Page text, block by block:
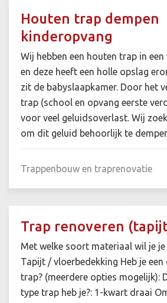
Houten trap dempen
kinderopvang
Wij hebben een houten trap in
en deze heeft een holle opslag
zit de babyslaapkamer. Door het
trap (school en opvang eerste
voor veel geluidsoverlast. Wij
om dit geluid behoorlijk te
Trappenbouw en traprenovatie
Trap renoveren
Met welke soort materiaal wil je je
Tapijt / vloerbedekking Heb je
trap? (meerdere opties mogelijk):
type trap heb je?: 1-kwart draai